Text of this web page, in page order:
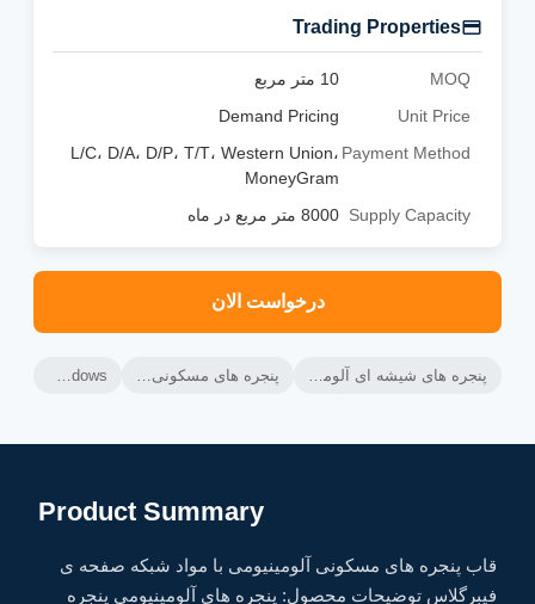
Trading Properties
MOQ
10 متر مربع
Unit Price
Demand Pricing
Payment Method L/C، D/A، D/P، T/T، Western Union،
MoneyGram
Supply Capacity 8000 متر مربع در ماه
درخواست الان
پنجره های شیشه ای آلومینیومی,پنجره های کششی افقی آلومینیومی,پنجره های کشویی شیشه ای آلومینیومی پنجره های مسکونی آلومینیومی,ترمز حرارتی پنجره های آلومینیومی,پنجره های مسکونی Aluminium Glass Sliding Windows
Product Summary
قاب پنجره های مسکونی آلومینیومی با مواد شبکه صفحه ی
فیبرگلاس توضیحات محصول: پنجره های آلومینیومی پنجره